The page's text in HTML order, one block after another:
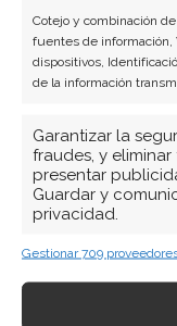
Cotejo y combinación
fuentes de
dispositivos,
de la información
Garantizar la
fraudes, y
presentar
Guardar y
privacidad.
Gestionar 709